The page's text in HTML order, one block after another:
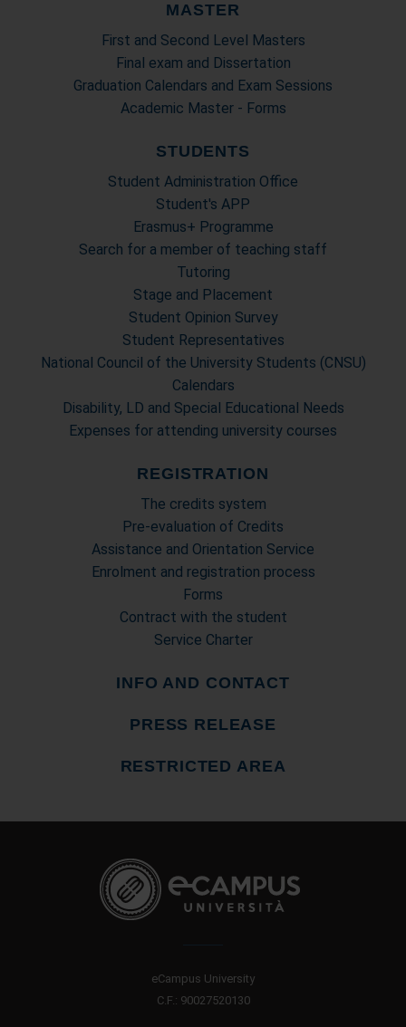
MASTER
First and Second Level Masters
Final exam and Dissertation
Graduation Calendars and Exam Sessions
Academic Master - Forms
STUDENTS
Student Administration Office
Student's APP
Erasmus+ Programme
Search for a member of teaching staff
Tutoring
Stage and Placement
Student Opinion Survey
Student Representatives
National Council of the University Students (CNSU)
Calendars
Disability, LD and Special Educational Needs
Expenses for attending university courses
REGISTRATION
The credits system
Pre-evaluation of Credits
Assistance and Orientation Service
Enrolment and registration process
Forms
Contract with the student
Service Charter
INFO AND CONTACT
PRESS RELEASE
RESTRICTED AREA
eCampus University
C.F.: 90027520130